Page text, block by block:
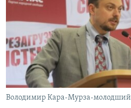
ДЕПОРТАЦІЯ
ВІДЕОУРОКИ «ELIFBE»
СВІДЧЕННЯ ОКУПАЦІЇ
УКРАЇНСЬКА ПРОБЛЕМА КРИМУ
ІНФОГРАФІКА
ЯК ОБІЙТИ БЛОКУВАННЯ
Русский
Qırımtatar
ДОЛУЧАЙСЯ!
Володимир Кара-Мурза-молодший